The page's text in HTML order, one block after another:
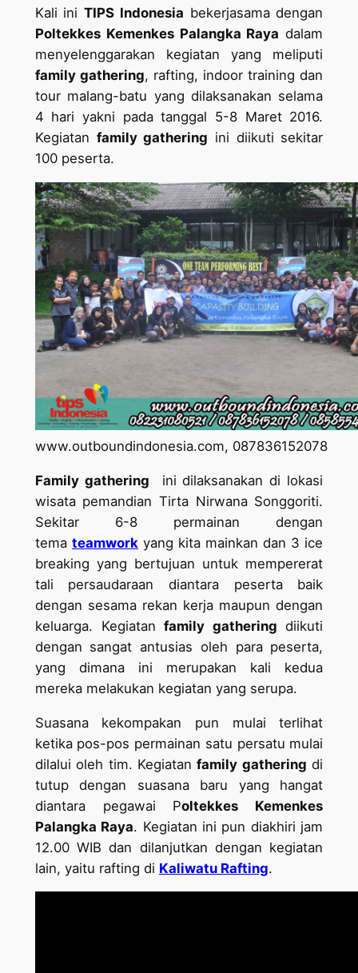
Kali iniTIPS Indonesia bekerjasama dengan
Poltekkes Kemenkes Palangka Raya dalam
menyelenggarakan kegiatan yang meliputi
family gathering, rafting, indoor training dan
tour malang-batu yang dilaksanakan selama
4 hari yakni pada tanggal 5-8 Maret 2016.
Kegiatan family gathering ini diikuti sekitar
100 peserta.
www.outboundindonesia.com, 087836152078
Family gathering ini dilaksanakan di lokasi
wisata pemandian Tirta Nirwana Songgoriti.
Sekitar 6-8 permainan dengan
tema teamwork yang kita mainkan dan 3 ice
breaking yang bertujuan untuk mempererat
tali persaudaraan diantara peserta baik
dengan sesama rekan kerja maupun dengan
keluarga. Kegiatan family gatheringdiikuti
dengan sangat antusias oleh para peserta,
yang dimana ini merupakan kali kedua
mereka melakukan kegiatan yang serupa.
Suasana kekompakan pun mulai terlihat
ketika pos-pos permainan satu persatu mulai
dilalui oleh tim. Kegiatanfamily gathering di
tutup dengan suasana baru yang hangat
diantara pegawai Poltekkes Kemenkes
Palangka Raya. Kegiatan ini pun diakhiri jam
12.00 WIB dan dilanjutkan dengan kegiatan
lain, yaitu rafting di Kaliwatu Rafting.